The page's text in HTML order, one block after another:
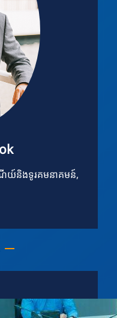
ណីយ៍និងទូរគមនាគមន៍,